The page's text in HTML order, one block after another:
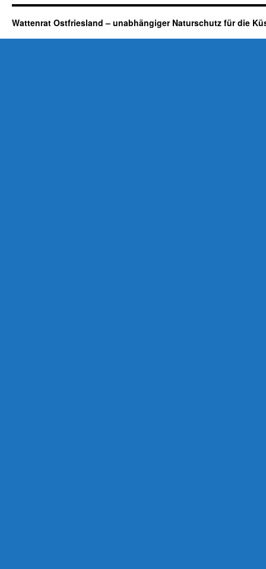
Wattenrat Ostfriesland – unabhängiger Naturschutz für die